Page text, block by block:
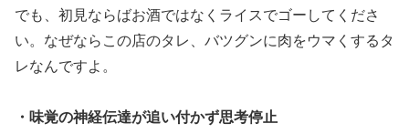
でも、初見ならばお酒ではなくライスでゴーしてくださ
い。なぜならこの店のタレ、バツグンに肉をウマくするタ
レなんですよ。
・味覚の神経伝達が追い付かず思考停止